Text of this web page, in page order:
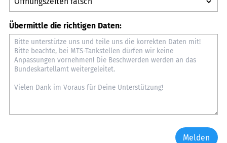
Übermittle die richtigen Daten:
Melden